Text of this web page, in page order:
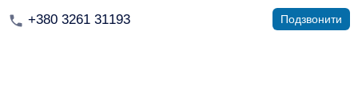
+380 3261 31193 Подзвонити